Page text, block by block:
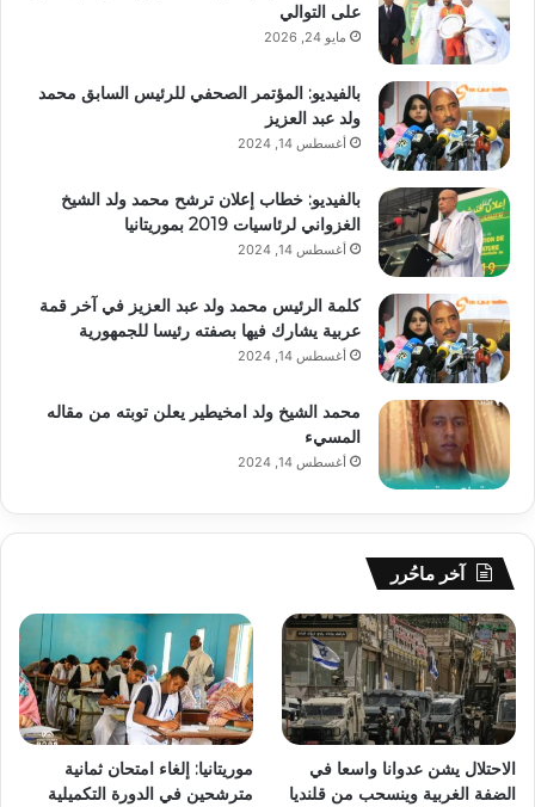
على التوالي
مايو 24, 2026
بالفيديو: المؤتمر الصحفي للرئيس السابق محمد
ولد عبد العزيز
أغسطس 14, 2024
بالفيديو: خطاب إعلان ترشح محمد ولد الشيخ
الغزواني لرئاسيات 2019 بموريتانيا
أغسطس 14, 2024
كلمة الرئيس محمد ولد عبد العزيز في آخر قمة
عربية يشارك فيها بصفته رئيسا للجمهورية
أغسطس 14, 2024
محمد الشيخ ولد امخيطير يعلن توبته من مقاله
المسيء
أغسطس 14, 2024
آخر ماحُرر
الاحتلال يشن عدوانا واسعا في
الضفة الغربية وينسحب من قلنديا
موريتانيا: إلغاء امتحان ثمانية
مترشحين في الدورة التكميلية